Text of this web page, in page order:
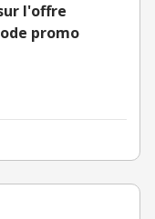
l'offre
promo